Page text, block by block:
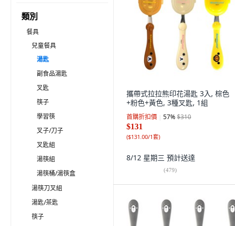
類別
餐具
兒童餐具
湯匙
副食品湯匙
叉匙
筷子
學習筷
叉子/刀子
叉匙組
湯筷組
湯筷桶/湯筷盒
湯筷刀叉組
湯匙/茶匙
筷子
攜帶式拉拉熊印花湯匙 3入, 棕色
+粉色+黃色, 3種叉匙, 1組
首購折扣價 57%$310
$131
($131.00/1套)
8/12 星期三 預計送達
(479)